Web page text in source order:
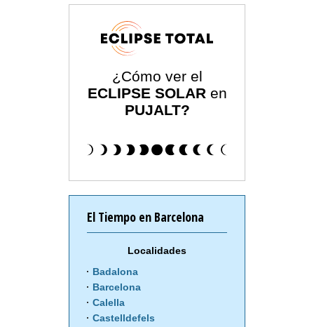
¿Cómo ver el
ECLIPSE SOLAR en
PUJALT?
El Tiempo en Barcelona
Localidades
Badalona
Barcelona
Calella
Castelldefels